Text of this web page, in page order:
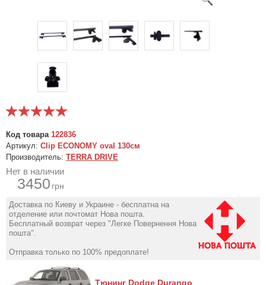
Код товара 122836
Артикул: Clip ECONOMY oval 130см
Производитель: TERRA DRIVE
Нет в наличии
3450 грн
Доставка по Киеву и Украине - бесплатна на
отделение или почтомат Нова пошта.
Бесплатный возврат через "Легке Повернення Нова
пошта".
Отправка только по 100% предоплате!
Тюнинг Dodge Durango